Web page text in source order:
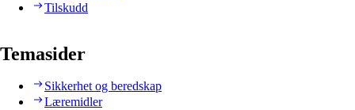
Tilskudd
Temasider
Sikkerhet og beredskap
Læremidler